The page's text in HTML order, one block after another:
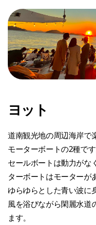
ヨット
道南観光地の周辺海岸で
モーターボートの2種です
セールボートは動力がな
ターボートはモーターが
ゆらゆらとした青い波に
風を浴びながら閑麗水道
ます。